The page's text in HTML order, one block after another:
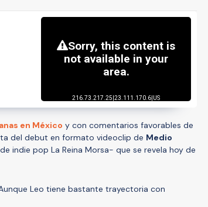
en México y con comentarios favorables de
del debut en formato videoclip de Medio
indie pop La Reina Morsa- que se revela hoy de
Leo tiene bastante trayectoria con